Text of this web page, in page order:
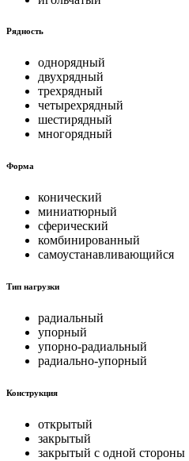
Рядность
однорядный
двухрядный
трехрядный
четырехрядный
шестирядный
многорядный
Форма
конический
миниатюрный
сферический
комбинированный
самоустанавливающийся
Тип нагрузки
радиальный
упорный
упорно-радиальный
радиально-упорный
Конструкция
открытый
закрытый
закрытый с одной стороны